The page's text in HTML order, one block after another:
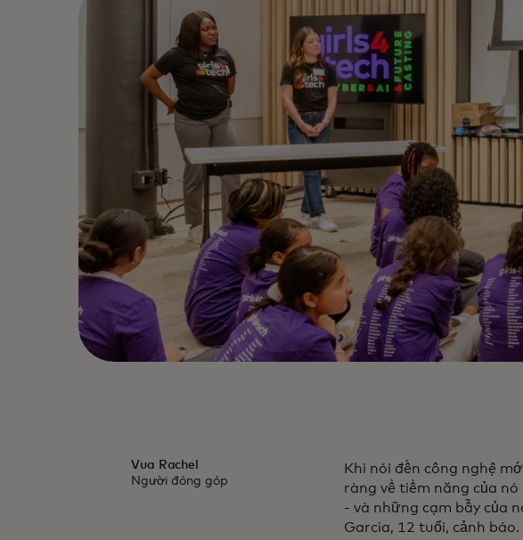
Vua Rachel
Người đóng góp
Khi nói đến công nghệ
ràng về tiềm năng của
- và những cạm bẫy của
Garcia, 12 tuổi, cảnh báo.